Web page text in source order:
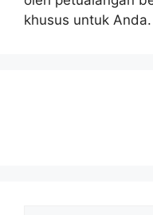
khusus untuk